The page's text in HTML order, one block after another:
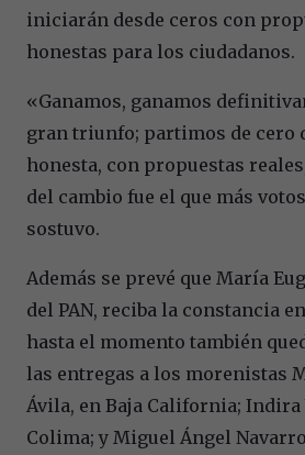
iniciarán desde ceros con
honestas para los ciudadanos.
«Ganamos, ganamos
gran triunfo; partimos de cero
honesta, con propuestas
del cambio fue el que más
sostuvo.
Además se prevé que María
del PAN, reciba la constancia
hasta el momento también
las entregas a los morenistas
Ávila, en Baja California; Indira
Colima; y Miguel Ángel